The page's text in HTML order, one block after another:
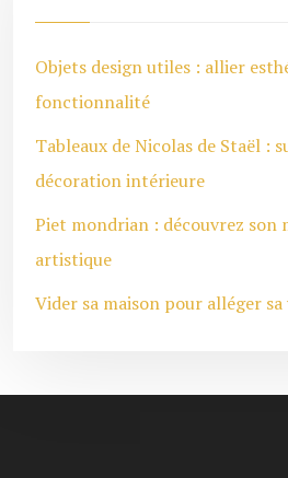
Objets design utiles : allier
fonctionnalité
Tableaux de Nicolas de Staël :
décoration intérieure
Piet mondrian : découvrez son
artistique
Vider sa maison pour alléger sa